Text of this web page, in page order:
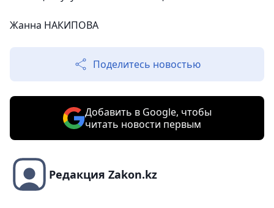
Жанна НАКИПОВА
Поделитесь новостью
Добавить в Google, чтобы
читать новости первым
Редакция Zakon.kz